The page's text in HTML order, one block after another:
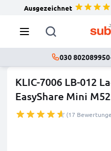
Ausgezeichnet
030 802089950·
KLIC-7006 LB-012
EasyShare Mini
(17